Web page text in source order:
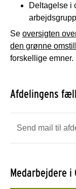
Deltagelse i
Se oversigten
den grønne
forskellige emner.
Afdelingens
Send mail til
Medarbejdere